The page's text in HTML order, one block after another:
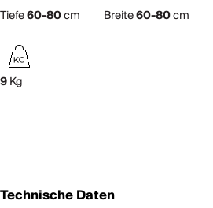
Tiefe60-80cm Breite60-80cm
9Kg
Technische Daten